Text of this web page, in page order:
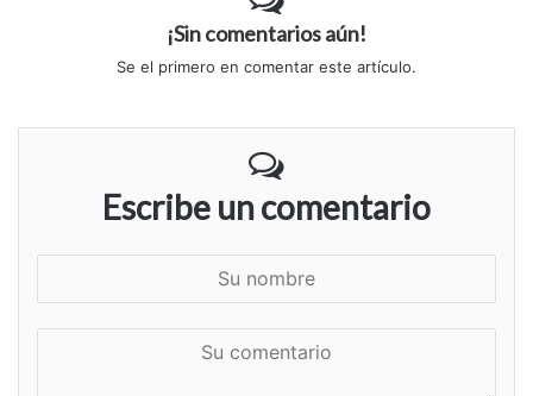
¡Sin comentarios aún!
Se el primero en comentar este artículo.
Escribe un comentario